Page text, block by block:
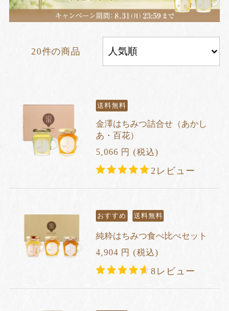
20件の商品
送料無料
金澤はちみつ詰合せ（あかし
あ・百花）
5,066 円 (税込)
2レビュー
おすすめ 送料無料
純粋はちみつ食べ比べセット
4,904 円 (税込)
8レビュー